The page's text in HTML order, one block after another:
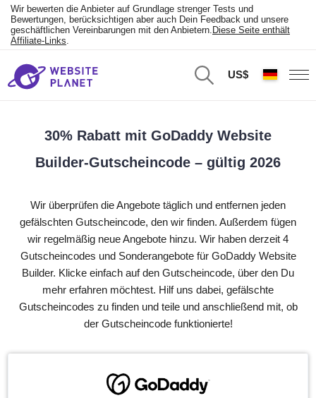
Wir bewerten die Anbieter auf Grundlage strenger Tests und
Bewertungen, berücksichtigen aber auch Dein Feedback und unsere
geschäftlichen Vereinbarungen mit den Anbietern. Diese Seite enthält
Affiliate-Links.
US$
30% Rabatt mit GoDaddy Website
Builder-Gutscheincode – gültig 2026
Wir überprüfen die Angebote täglich und entfernen jeden
gefälschten Gutscheincode, den wir finden. Außerdem fügen
wir regelmäßig neue Angebote hinzu. Wir haben derzeit 4
Gutscheincodes und Sonderangebote für GoDaddy Website
Builder. Klicke einfach auf den Gutscheincode, über den Du
mehr erfahren möchtest. Hilf uns dabei, gefälschte
Gutscheincodes zu finden und teile und anschließend mit, ob
der Gutscheincode funktionierte!